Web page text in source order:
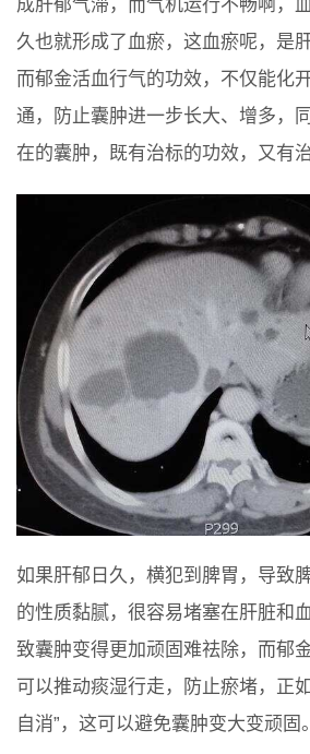
成肝郁气滞，而气机运行不畅啊，
久也就形成了血瘀，这血瘀呢，是
而郁金活血行气的功效，不仅能化
通，防止囊肿进一步长大、增多，
在的囊肿，既有治标的功效，又有
如果肝郁日久，横犯到脾胃，导致
的性质黏腻，很容易堵塞在肝脏和
致囊肿变得更加顽固难祛除，而郁
可以推动痰湿行走，防止瘀堵，正
自消”，这可以避免囊肿变大变顽固。